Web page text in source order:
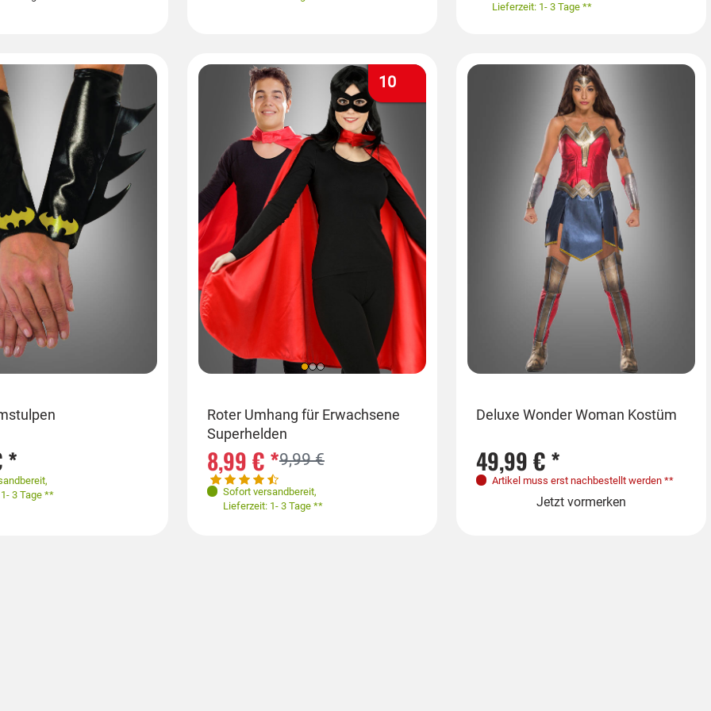
Lieferzeit: 1- 3 Tage **
*
,
3 Tage **
10
Roter Umhang für Erwachsene
Superhelden
9,99 €
8,99 € *
Sofort versandbereit,
Lieferzeit: 1- 3 Tage **
Einheitsgröße
Roter
Größen
36-38
Jetzt vormerken
Deluxe Wonder Woman Kostüm
49,99 € *
Artikel muss erst nachbestellt werden **
Jetzt vormerken